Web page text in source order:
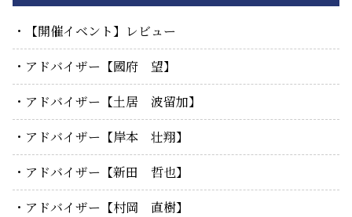
【開催イベント】レビュー
アドバイザー【國府 望】
アドバイザー【土居 波留加】
アドバイザー【岸本 壮翔】
アドバイザー【新田 哲也】
アドバイザー【村岡 直樹】